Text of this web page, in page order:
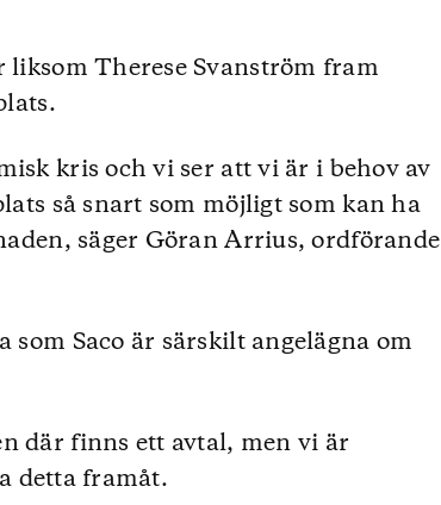
liksom Therese Svanström fram
kris och vi ser att vi är i behov av
så snart som möjligt som kan ha
säger Göran Arrius, ordförande
Saco är särskilt angelägna om
där finns ett avtal, men vi är
detta framåt.